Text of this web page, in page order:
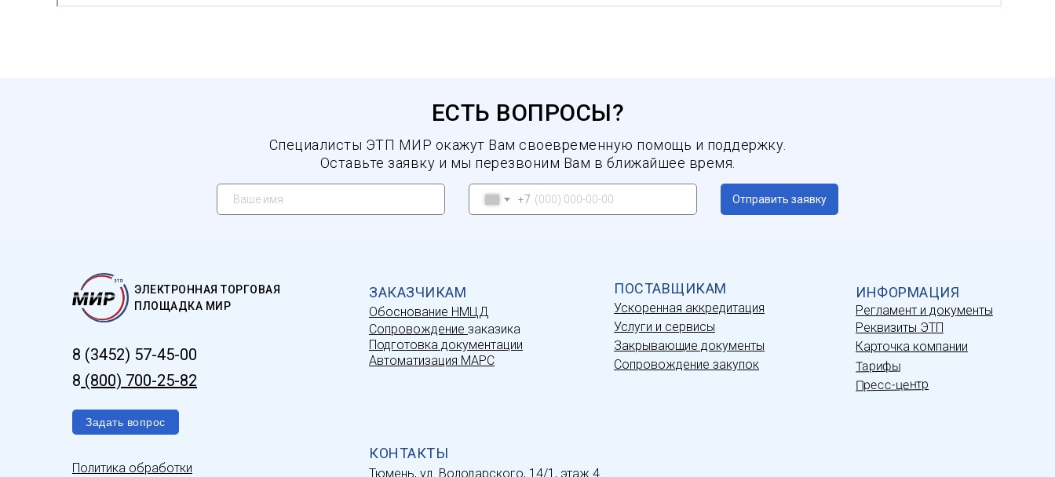
+7 Отправить заявку
ЕСТЬ ВОПРОСЫ?
Специалисты ЭТП МИР окажут Вам своевременную помощь и поддержку.
Оставьте заявку и мы перезвоним Вам в ближайшее время.
ЭЛЕКТРОННАЯ ТОРГОВАЯ
ПЛОЩАДКА МИР
Задать вопрос
8 (3452) 57-45-00
8 (800) 700-25-82
ЗАКАЗЧИКАМ
Обоснование НМЦД
Сопровождение заказика
Подготовка документации
Автоматизация МАРС
Политика обработки
ПОСТАВЩИКАМ
Ускоренная аккредитация
Услуги и сервисы
Закрывающие документы
Сопровождение закупок
ИНФОРМАЦИЯ
Регламент и документы
Реквизиты ЭТП
Карточка компании
Тарифы
Пресс-центр
КОНТАКТЫ
Тюмень, ул. Володарского, 14/1, этаж 4